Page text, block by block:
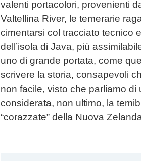
valenti portacolori, provenienti
Valtellina River, le temerarie
cimentarsi col tracciato tecnico
dell’isola di Java, più
uno di grande portata, come
scrivere la storia, consapevoli
non facile, visto che parliamo di
considerata, non ultimo, la
“corazzate” della Nuova